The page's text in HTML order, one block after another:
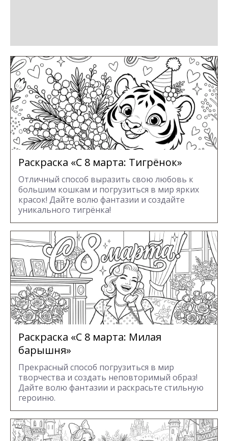
Раскраска «С 8 марта: Тигрёнок»
Отличный способ выразить свою любовь к
большим кошкам и погрузиться в мир ярких
красок! Дайте волю фантазии и создайте
уникального тигрёнка!
Раскраска «С 8 марта: Милая
барышня»
Прекрасный способ погрузиться в мир
творчества и создать неповторимый образ!
Дайте волю фантазии и раскрасьте стильную
героиню.